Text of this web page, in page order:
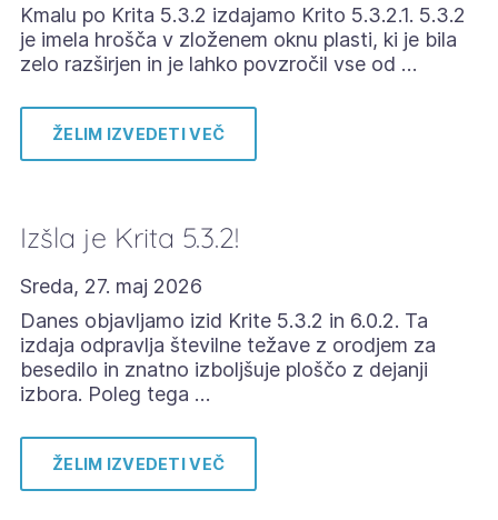
Kmalu po Krita 5.3.2 izdajamo Krito 5.3.2.1. 5.3.2
je imela hrošča v zloženem oknu plasti, ki je bila
zelo razširjen in je lahko povzročil vse od …
ŽELIM IZVEDETI VEČ
Izšla je Krita 5.3.2!
Sreda, 27. maj 2026
Danes objavljamo izid Krite 5.3.2 in 6.0.2. Ta
izdaja odpravlja številne težave z orodjem za
besedilo in znatno izboljšuje ploščo z dejanji
izbora. Poleg tega …
ŽELIM IZVEDETI VEČ